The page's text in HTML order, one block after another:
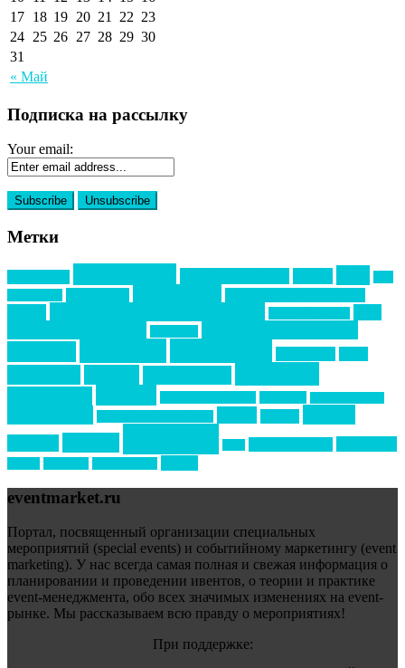
« Май
17 18 19 20 21 22 23
24 25 26 27 28 29 30
31
Подписка на рассылку
Your email:
Метки
eventmarket.ru
Портал, посвященный организации специальных
мероприятий (special events) и событийному маркетингу (event
marketing). У нас всегда самая полная и свежая информация о
планировании и проведении ивентов, о теории и практике
event-менеджмента, обо всех значимых изменениях на event-
рынке. Мы рассказываем всю правду о мероприятиях!
При поддержке: